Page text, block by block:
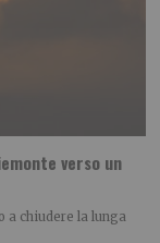
verso un
a chiudere la lunga